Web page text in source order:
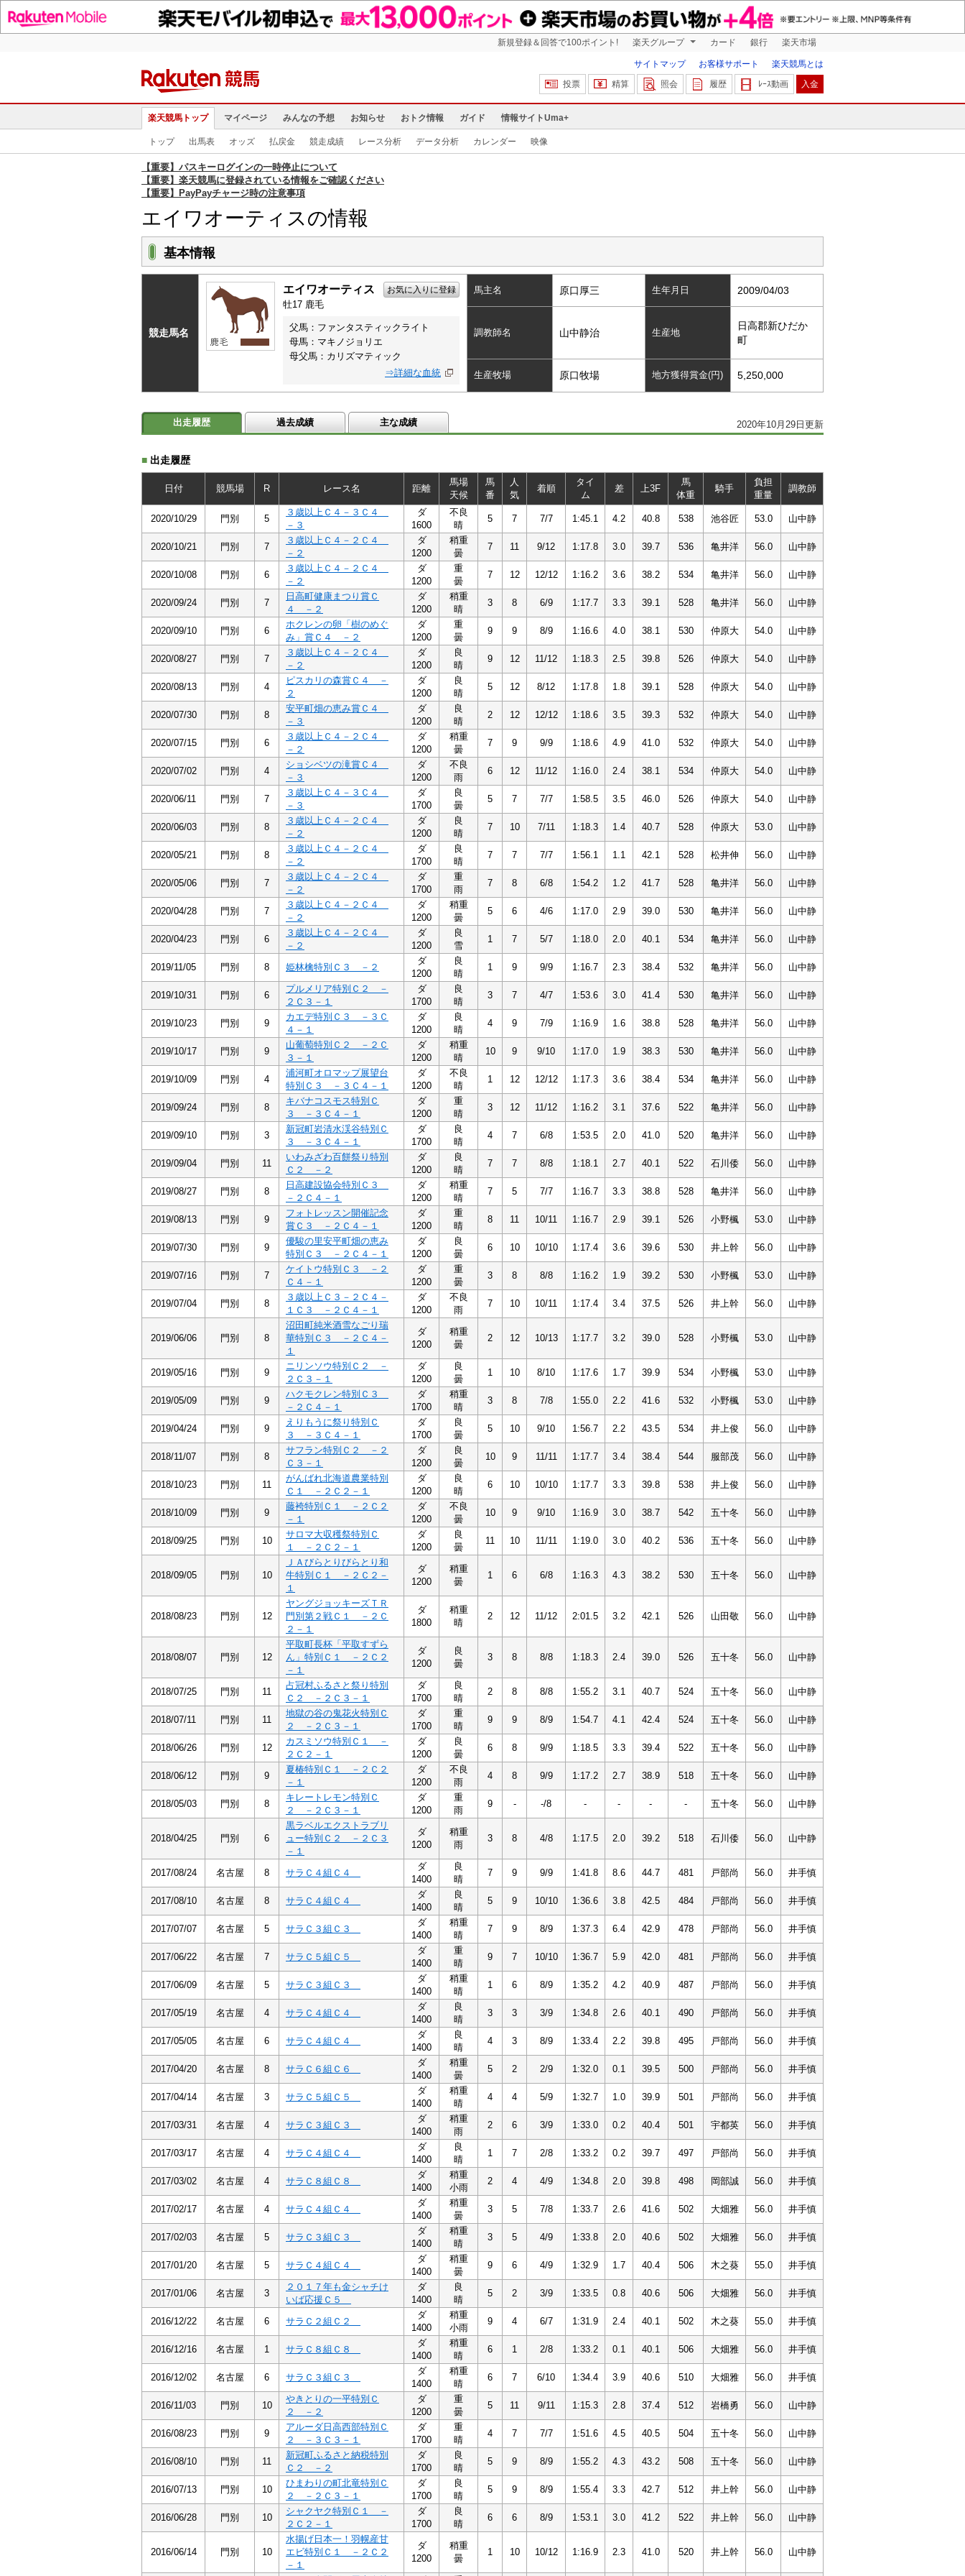
新規登録＆回答で100ポイント! 楽天グループ カード 銀行 楽天市場
サイトマップ お客様サポート
楽天競馬とは
投票
精算 照会 履歴 ﾚｰｽ動画 入金
楽天競馬トップ マイページ みんなの予想 お知らせ おトク情報 ガイド 情報サイトUma+
トップ 出馬表 オッズ 払戻金 競走成績 レース分析 データ分析 カレンダー 映像
【重要】パスキーログインの一時停止について
【重要】楽天競馬に登録されている情報をご確認ください
【重要】PayPayチャージ時の注意事項
エイワオーティスの情報
基本情報
競走馬名
エイワオーティス お気に入りに登録
牡17 鹿毛
父馬：ファンタスティックライト
母馬：マキノジョリエ
母父馬：カリズマティック
⇒詳細な血統
馬主名 原口厚三 生年月日 2009/04/03
調教師名 山中静治 生産地
日高郡新ひだか
町
生産牧場 原口牧場 地方獲得賞金(円) 5,250,000
2020年10月29日更新
出走履歴 過去成績 主な成績
■ 出走履歴
日付 競馬場 R レース名 距離
馬場
天候
馬
番
人
気
着順
タイ
ム
差 上3F
馬
体重
騎手
負担
重量
調教師
2020/10/29 門別 5
３歳以上Ｃ４－３Ｃ４
－３
ダ
1600
不良
晴
5 7 7/7 1:45.1 4.2 40.8 538 池谷匠 53.0 山中静
2020/10/21 門別 7
３歳以上Ｃ４－２Ｃ４
－２
ダ
1200
稍重
曇
7 11 9/12 1:17.8 3.0 39.7 536 亀井洋 56.0 山中静
2020/10/08 門別 6
３歳以上Ｃ４－２Ｃ４
－２
ダ
1200
重
曇
7 12 12/12 1:16.2 3.6 38.2 534 亀井洋 56.0 山中静
2020/09/24 門別 7
日高町健康まつり賞Ｃ
４ －２
ダ
1200
稍重
晴
3 8 6/9 1:17.7 3.3 39.1 528 亀井洋 56.0 山中静
2020/09/10 門別 6
ホクレンの卵「樹のめぐ
み」賞Ｃ４ －２
ダ
1200
重
曇
9 9 8/9 1:16.6 4.0 38.1 530 仲原大 54.0 山中静
2020/08/27 門別 7
３歳以上Ｃ４－２Ｃ４
－２
ダ
1200
良
晴
9 12 11/12 1:18.3 2.5 39.8 526 仲原大 54.0 山中静
2020/08/13 門別 4
ピスカリの森賞Ｃ４ －
２
ダ
1200
良
晴
5 12 8/12 1:17.8 1.8 39.1 528 仲原大 54.0 山中静
2020/07/30 門別 8
安平町畑の恵み賞Ｃ４
－３
ダ
1200
良
晴
2 12 12/12 1:18.6 3.5 39.3 532 仲原大 54.0 山中静
2020/07/15 門別 6
３歳以上Ｃ４－２Ｃ４
－２
ダ
1200
稍重
曇
7 9 9/9 1:18.6 4.9 41.0 532 仲原大 54.0 山中静
2020/07/02 門別 4
ショシベツの滝賞Ｃ４
－３
ダ
1200
不良
雨
6 12 11/12 1:16.0 2.4 38.1 534 仲原大 54.0 山中静
2020/06/11 門別 7
３歳以上Ｃ４－３Ｃ４
－３
ダ
1700
良
曇
5 7 7/7 1:58.5 3.5 46.0 526 仲原大 54.0 山中静
2020/06/03 門別 8
３歳以上Ｃ４－２Ｃ４
－２
ダ
1200
良
晴
7 10 7/11 1:18.3 1.4 40.7 528 仲原大 53.0 山中静
2020/05/21 門別 8
３歳以上Ｃ４－２Ｃ４
－２
ダ
1700
良
晴
7 7 7/7 1:56.1 1.1 42.1 528 松井伸 56.0 山中静
2020/05/06 門別 7
３歳以上Ｃ４－２Ｃ４
－２
ダ
1700
重
雨
7 8 6/8 1:54.2 1.2 41.7 528 亀井洋 56.0 山中静
2020/04/28 門別 7
３歳以上Ｃ４－２Ｃ４
－２
ダ
1200
稍重
曇
5 6 4/6 1:17.0 2.9 39.0 530 亀井洋 56.0 山中静
2020/04/23 門別 6
３歳以上Ｃ４－２Ｃ４
－２
ダ
1200
良
雪
1 7 5/7 1:18.0 2.0 40.1 534 亀井洋 56.0 山中静
2019/11/05 門別 8 姫林檎特別Ｃ３ －２
ダ
1200
良
晴
1 9 9/9 1:16.7 2.3 38.4 532 亀井洋 56.0 山中静
2019/10/31 門別 6
プルメリア特別Ｃ２ －
２Ｃ３－１
ダ
1700
良
晴
3 7 4/7 1:53.6 3.0 41.4 530 亀井洋 56.0 山中静
2019/10/23 門別 9
カエデ特別Ｃ３ －３Ｃ
４－１
ダ
1200
良
晴
4 9 7/9 1:16.9 1.6 38.8 528 亀井洋 56.0 山中静
2019/10/17 門別 9
山葡萄特別Ｃ２ －２Ｃ
３－１
ダ
1200
稍重
晴
10 9 9/10 1:17.0 1.9 38.3 530 亀井洋 56.0 山中静
2019/10/09 門別 4
浦河町オロマップ展望台
特別Ｃ３ －３Ｃ４－１
ダ
1200
不良
晴
1 12 12/12 1:17.3 3.6 38.4 534 亀井洋 56.0 山中静
2019/09/24 門別 8
キバナコスモス特別Ｃ
３ －３Ｃ４－１
ダ
1200
重
晴
3 12 11/12 1:16.2 3.1 37.6 522 亀井洋 56.0 山中静
2019/09/10 門別 3
新冠町岩清水渓谷特別Ｃ
３ －３Ｃ４－１
ダ
1700
良
晴
4 7 6/8 1:53.5 2.0 41.0 520 亀井洋 56.0 山中静
2019/09/04 門別 11
いわみざわ百餅祭り特別
Ｃ２ －２
ダ
1200
良
晴
7 7 8/8 1:18.1 2.7 40.1 522 石川倭 56.0 山中静
2019/08/27 門別 8
日高建設協会特別Ｃ３
－２Ｃ４－１
ダ
1200
稍重
晴
7 5 7/7 1:16.7 3.3 38.8 528 亀井洋 56.0 山中静
2019/08/13 門別 9
フォトレッスン開催記念
賞Ｃ３ －２Ｃ４－１
ダ
1200
重
晴
8 11 10/11 1:16.7 2.9 39.1 526 小野楓 53.0 山中静
2019/07/30 門別 9
優駿の里安平町畑の恵み
特別Ｃ３ －２Ｃ４－１
ダ
1200
良
曇
6 10 10/10 1:17.4 3.6 39.6 530 井上幹 56.0 山中静
2019/07/16 門別 7
ケイトウ特別Ｃ３ －２
Ｃ４－１
ダ
1200
重
曇
3 8 8/8 1:16.2 1.9 39.2 530 小野楓 53.0 山中静
2019/07/04 門別 8
３歳以上Ｃ３－２Ｃ４－
１Ｃ３ －２Ｃ４－１
ダ
1200
不良
雨
7 10 10/11 1:17.4 3.4 37.5 526 井上幹 56.0 山中静
2019/06/06 門別 8
沼田町純米酒雪なごり瑞
華特別Ｃ３ －２Ｃ４－
１
ダ
1200
稍重
曇
2 12 10/13 1:17.7 3.2 39.0 528 小野楓 53.0 山中静
2019/05/16 門別 9
ニリンソウ特別Ｃ２ －
２Ｃ３－１
ダ
1200
良
曇
1 10 8/10 1:17.6 1.7 39.9 534 小野楓 53.0 山中静
2019/05/09 門別 9
ハクモクレン特別Ｃ３
－２Ｃ４－１
ダ
1700
稍重
晴
3 8 7/8 1:55.0 2.2 41.6 532 小野楓 53.0 山中静
2019/04/24 門別 9
えりもうに祭り特別Ｃ
３ －３Ｃ４－１
ダ
1700
良
曇
5 10 9/10 1:56.7 2.2 43.5 534 井上俊 56.0 山中静
2018/11/07 門別 8
サフラン特別Ｃ２ －２
Ｃ３－１
ダ
1200
良
曇
10 9 11/11 1:17.7 3.4 38.4 544 服部茂 56.0 山中静
2018/10/23 門別 11
がんばれ北海道農業特別
Ｃ１ －２Ｃ２－１
ダ
1200
良
晴
6 10 10/10 1:17.7 3.3 39.8 538 井上俊 56.0 山中静
2018/10/09 門別 9
藤袴特別Ｃ１ －２Ｃ２
－１
ダ
1200
不良
曇
10 9 9/10 1:16.9 3.0 38.7 542 五十冬 56.0 山中静
2018/09/25 門別 10
サロマ大収穫祭特別Ｃ
１ －２Ｃ２－１
ダ
1200
良
曇
11 10 11/11 1:19.0 3.0 40.2 536 五十冬 56.0 山中静
2018/09/05 門別 10
ＪＡびらとりびらとり和
牛特別Ｃ１ －２Ｃ２－
１
ダ
1200
稍重
曇
1 6 6/8 1:16.3 4.3 38.2 530 五十冬 56.0 山中静
2018/08/23 門別 12
ヤングジョッキーズＴＲ
門別第２戦Ｃ１ －２Ｃ
２－１
ダ
1800
稍重
晴
2 12 11/12 2:01.5 3.2 42.1 526 山田敬 56.0 山中静
2018/08/07 門別 12
平取町長杯「平取すずら
ん」特別Ｃ１ －２Ｃ２
－１
ダ
1200
良
曇
3 8 8/8 1:18.3 2.4 39.0 526 五十冬 56.0 山中静
2018/07/25 門別 11
占冠村ふるさと祭り特別
Ｃ２ －２Ｃ３－１
ダ
1700
良
晴
2 8 8/8 1:55.2 3.1 40.7 524 五十冬 56.0 山中静
2018/07/11 門別 11
地獄の谷の鬼花火特別Ｃ
２ －２Ｃ３－１
ダ
1700
重
晴
9 9 8/9 1:54.7 4.1 42.4 524 五十冬 56.0 山中静
2018/06/26 門別 12
カスミソウ特別Ｃ１ －
２Ｃ２－１
ダ
1200
良
曇
6 8 9/9 1:18.5 3.3 39.4 522 五十冬 56.0 山中静
2018/06/12 門別 9
夏椿特別Ｃ１ －２Ｃ２
－１
ダ
1200
不良
雨
4 8 9/9 1:17.2 2.7 38.9 518 五十冬 56.0 山中静
2018/05/03 門別 8
キレートレモン特別Ｃ
２ －２Ｃ３－１
ダ
1200
重
雨
9 - -/8 - - - - 五十冬 56.0 山中静
2018/04/25 門別 6
黒ラベルエクストラブリ
ュー特別Ｃ２ －２Ｃ３
－１
ダ
1200
稍重
雨
3 8 4/8 1:17.5 2.0 39.2 518 石川倭 56.0 山中静
2017/08/24 名古屋 8 サラＣ４組Ｃ４
ダ
1400
良
晴
7 9 9/9 1:41.8 8.6 44.7 481 戸部尚 56.0 井手慎
2017/08/10 名古屋 8 サラＣ４組Ｃ４
ダ
1400
良
晴
5 9 10/10 1:36.6 3.8 42.5 484 戸部尚 56.0 井手慎
2017/07/07 名古屋 5 サラＣ３組Ｃ３
ダ
1400
稍重
晴
7 9 8/9 1:37.3 6.4 42.9 478 戸部尚 56.0 井手慎
2017/06/22 名古屋 7 サラＣ５組Ｃ５
ダ
1400
重
晴
9 7 10/10 1:36.7 5.9 42.0 481 戸部尚 56.0 井手慎
2017/06/09 名古屋 5 サラＣ３組Ｃ３
ダ
1400
稍重
晴
1 6 8/9 1:35.2 4.2 40.9 487 戸部尚 56.0 井手慎
2017/05/19 名古屋 4 サラＣ４組Ｃ４
ダ
1400
良
晴
3 3 3/9 1:34.8 2.6 40.1 490 戸部尚 56.0 井手慎
2017/05/05 名古屋 6 サラＣ４組Ｃ４
ダ
1400
良
晴
4 3 8/9 1:33.4 2.2 39.8 495 戸部尚 56.0 井手慎
2017/04/20 名古屋 8 サラＣ６組Ｃ６
ダ
1400
稍重
曇
5 2 2/9 1:32.0 0.1 39.5 500 戸部尚 56.0 井手慎
2017/04/14 名古屋 3 サラＣ５組Ｃ５
ダ
1400
稍重
晴
4 4 5/9 1:32.7 1.0 39.9 501 戸部尚 56.0 井手慎
2017/03/31 名古屋 4 サラＣ３組Ｃ３
ダ
1400
稍重
雨
2 6 3/9 1:33.0 0.2 40.4 501 宇都英 56.0 井手慎
2017/03/17 名古屋 4 サラＣ４組Ｃ４
ダ
1400
良
晴
1 7 2/8 1:33.2 0.2 39.7 497 戸部尚 56.0 井手慎
2017/03/02 名古屋 4 サラＣ８組Ｃ８
ダ
1400
稍重
小雨
2 4 4/9 1:34.8 2.0 39.8 498 岡部誠 56.0 井手慎
2017/02/17 名古屋 4 サラＣ４組Ｃ４
ダ
1400
稍重
曇
3 5 7/8 1:33.7 2.6 41.6 502 大畑雅 56.0 井手慎
2017/02/03 名古屋 5 サラＣ３組Ｃ３
ダ
1400
稍重
晴
3 5 4/9 1:33.8 2.0 40.6 502 大畑雅 56.0 井手慎
2017/01/20 名古屋 5 サラＣ４組Ｃ４
ダ
1400
稍重
曇
9 6 4/9 1:32.9 1.7 40.4 506 木之葵 55.0 井手慎
2017/01/06 名古屋 3
２０１７年も金シャチけ
いば応援Ｃ５
ダ
1400
良
晴
5 2 3/9 1:33.5 0.8 40.6 506 大畑雅 56.0 井手慎
2016/12/22 名古屋 6 サラＣ２組Ｃ２
ダ
1400
稍重
小雨
9 4 6/7 1:31.9 2.4 40.1 502 木之葵 55.0 井手慎
2016/12/16 名古屋 1 サラＣ８組Ｃ８
ダ
1400
稍重
晴
6 1 2/8 1:33.2 0.1 40.1 506 大畑雅 56.0 井手慎
2016/12/02 名古屋 6 サラＣ３組Ｃ３
ダ
1400
稍重
晴
6 7 6/10 1:34.4 3.9 40.6 510 大畑雅 56.0 井手慎
2016/11/03 門別 10
やきとりの一平特別Ｃ
２ －２
ダ
1200
重
曇
5 11 9/11 1:15.3 2.8 37.4 512 岩橋勇 56.0 山中静
2016/08/23 門別 9
アルーダ日高西部特別Ｃ
２ －３Ｃ３－１
ダ
1700
重
晴
4 7 7/7 1:51.6 4.5 40.5 504 五十冬 56.0 山中静
2016/08/10 門別 11
新冠町ふるさと納税特別
Ｃ２ －２
ダ
1700
良
晴
5 9 8/9 1:55.2 4.3 43.2 508 五十冬 56.0 山中静
2016/07/13 門別 10
ひまわりの町北竜特別Ｃ
２ －２Ｃ３－１
ダ
1700
良
晴
5 9 8/9 1:55.4 3.3 42.7 512 井上幹 56.0 山中静
2016/06/28 門別 10
シャクヤク特別Ｃ１ －
２Ｃ２－１
ダ
1700
良
晴
6 6 8/9 1:53.1 3.0 41.2 522 井上幹 56.0 山中静
2016/06/14 門別 10
水揚げ日本一！羽幌産甘
エビ特別Ｃ１ －２Ｃ２
－１
ダ
1200
稍重
曇
1 10 10/12 1:16.9 2.3 41.0 520 井上幹 56.0 山中静